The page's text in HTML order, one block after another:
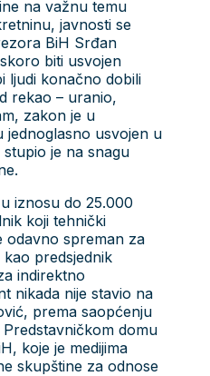
na važnu temu
javnosti se
BiH Srđan
biti usvojen
ljudi konačno dobili
rekao – uranio,
zakon je u
usvojen u
je na snagu
iznosu do 25.000
koji tehnički
odavno spreman za
predsjednik
indirektno
nikada nije stavio na
prema saopćenju
domu
koje je medijima
skupštine za odnose